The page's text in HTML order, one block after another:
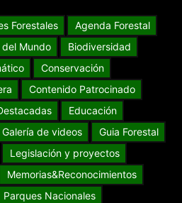
Forestales
Agenda Forestal
del Mundo
Biodiversidad
Conservación
Contenido Patrocinado
Educación
Galería de videos
Guia Forestal
Legislación y proyectos
Memorias&Reconocimientos
Parques Nacionales